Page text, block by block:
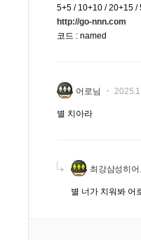
5+5 / 10+10 / 20+15 /
http://go-nnn.com
코드 : named
어로님
별 치아라
최강삼성히어
별 너가 치워봐 어